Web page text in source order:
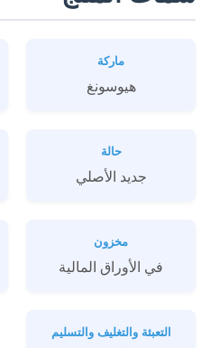
ماركة
هيوسونغ
حالة
جديد الأصلي
مخزون
في الأوراق المالية
التعبئة والتغليف والتسليم